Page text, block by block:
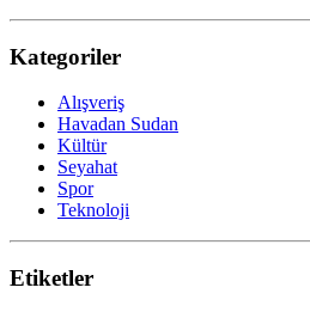
Kategoriler
Alışveriş
Havadan Sudan
Kültür
Seyahat
Spor
Teknoloji
Etiketler